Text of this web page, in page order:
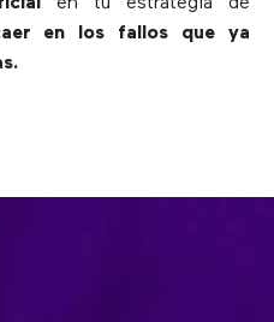
en los fallos que ya